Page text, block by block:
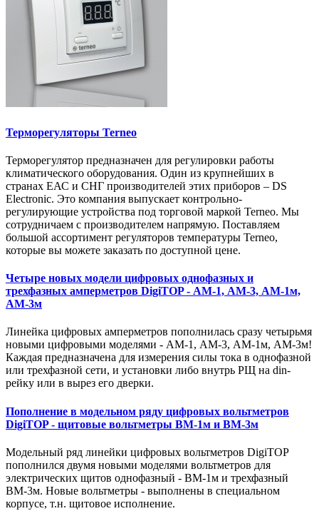
Терморегуляторы Terneo
Терморегулятор предназначен для регулировки работы
климатического оборудования. Один из крупнейших в
странах ЕАС и СНГ производителей этих приборов – DS
Electronic. Это компания выпускает контрольно-
регулирующие устройства под торговой маркой Terneo. Мы
сотрудничаем с производителем напрямую. Поставляем
большой ассортимент регуляторов температуры Terneo,
которые вы можете заказать по доступной цене.
Четыре новых модели цифровых однофазных и
трехфазных амперметров DigiTOP - АМ-1, АМ-3, АМ-1м,
АМ-3м
Линейка цифровых амперметров пополнилась сразу четырьмя
новыми цифровыми моделями - АМ-1, АМ-3, АМ-1м, АМ-3м!
Каждая предназначена для измерения силы тока в однофазной
или трехфазной сети, и установки либо внутрь РЩ на din-
рейку или в вырез его дверки.
Пополнение в модельном ряду цифровых вольтметров
DigiTOP - щитовые вольтметры ВМ-1м и ВМ-3м
Модельный ряд линейки цифровых вольтметров DigiTOP
пополнился двумя новыми моделями вольтметров для
электрических щитов однофазный - ВМ-1м и трехфазный
ВМ-3м. Новые вольтметры - выполнены в специальном
корпусе, т.н. щитовое исполнение.